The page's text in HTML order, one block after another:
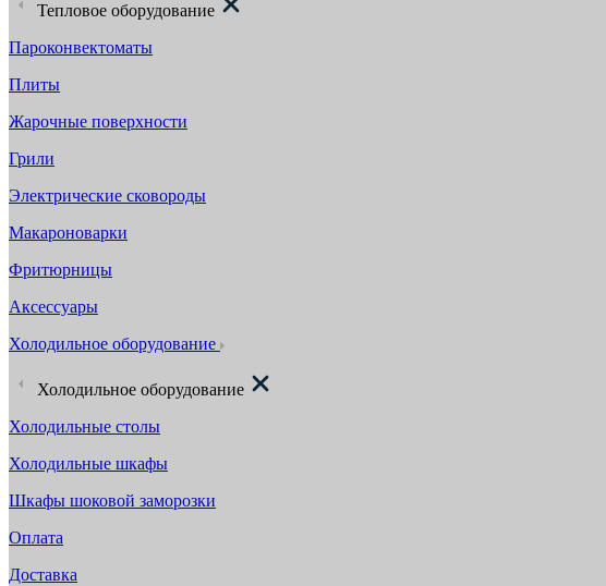
Тепловое оборудование
Пароконвектоматы
Плиты
Жарочные поверхности
Грили
Электрические сковороды
Макароноварки
Фритюрницы
Аксессуары
Холодильное оборудование
Холодильное оборудование
Холодильные столы
Холодильные шкафы
Шкафы шоковой заморозки
Оплата
Доставка